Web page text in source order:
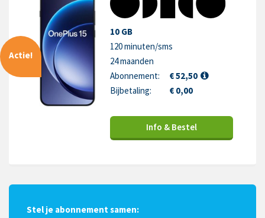
Actie!
10 GB
120 minuten/sms
24 maanden
Abonnement:
€ 52,50
Bijbetaling:
€ 0,00
Info & Bestel
Stel je abonnement samen: